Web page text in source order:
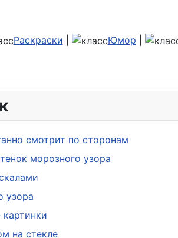
Раскраски Юмор
смотрит по сторонам
морозного узора
узора
на стекле